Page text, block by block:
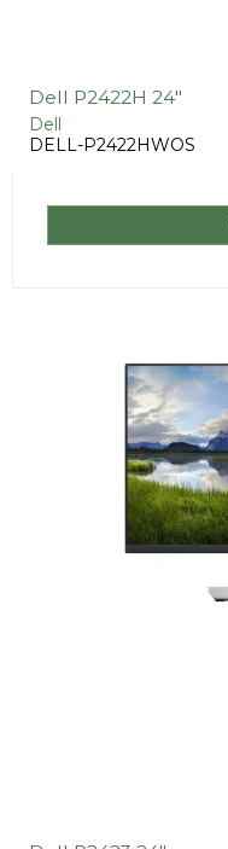
Dell P2422H 24"
Dell
DELL-P2422HWOS